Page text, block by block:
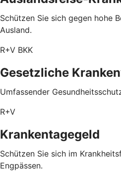
Schützen Sie sich gegen hohe
Ausland.
R+V BKK
Gesetzliche
Umfassender
R+V
Krankentagegeld
Schützen Sie sich im
Engpässen.